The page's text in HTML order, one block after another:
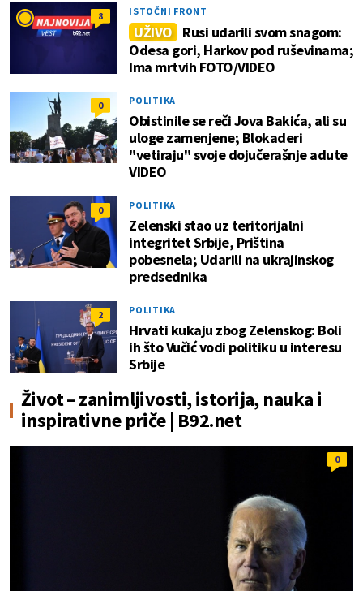
8 ISTOČNI FRONT
UŽIVO Rusi udarili svom snagom:
Odesa gori, Harkov pod ruševinama;
Ima mrtvih FOTO/VIDEO
0 POLITIKA
Obistinile se reči Jova Bakića, ali su
uloge zamenjene; Blokaderi
"vetiraju" svoje dojučerašnje adute
VIDEO
0 POLITIKA
Zelenski stao uz teritorijalni
integritet Srbije, Priština
pobesnela; Udarili na ukrajinskog
predsednika
2 POLITIKA
Hrvati kukaju zbog Zelenskog: Boli
ih što Vučić vodi politiku u interesu
Srbije
Život – zanimljivosti, istorija, nauka i
inspirativne priče | B92.net
0